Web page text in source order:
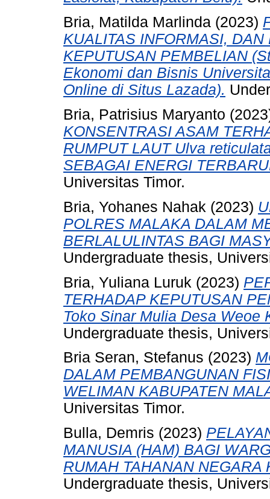
Bria, Matilda Marlinda (2023)
KUALITAS INFORMASI,
KEPUTUSAN PEMBELIAN
Ekonomi dan Bisnis
Online di Situs Lazada).
Bria, Patrisius Maryanto
KONSENTRASI ASAM
RUMPUT LAUT Ulva
SEBAGAI ENERGI
Universitas Timor.
Bria, Yohanes Nahak (2023)
POLRES MALAKA DALAM
BERLALULINTAS BAGI
Undergraduate thesis,
Bria, Yuliana Luruk (2023)
TERHADAP KEPUTUSAN
Toko Sinar Mulia Desa Weoe
Undergraduate thesis,
Bria Seran, Stefanus (2023)
DALAM PEMBANGUNAN
WELIMAN KABUPATEN
Universitas Timor.
Bulla, Demris (2023)
MANUSIA (HAM) BAGI
RUMAH TAHANAN NEGARA
Undergraduate thesis,